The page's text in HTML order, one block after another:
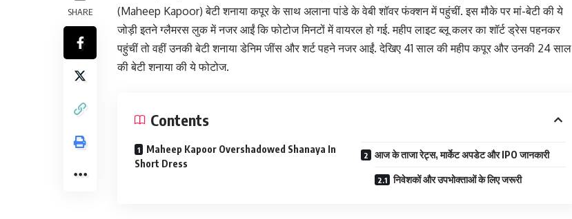
SHARE
(Maheep Kapoor) बेटी शनाया कपूर के साथ अलाना पांडे के वेबी शॉवर फंक्शन में पहुंचीं. इस मौके पर मां-बेटी की ये
जोड़ी इतने ग्लैमरस लुक में नजर आईं कि फोटोज मिनटों में वायरल हो गई. महीप लाइट ब्लू कलर का शॉर्ट ड्रेस पहनकर
पहुंचीं तो वहीं उनकी बेटी शनाया डेनिम जींस और शर्ट पहने नजर आईं. देखिए 41 साल की महीप कपूर और उनकी 24 साल
की बेटी शनाया की ये फोटोज.
Contents
Maheep Kapoor Overshadowed Shanaya In
Short Dress
आज के ताजा रेट्स, मार्केट अपडेट और IPO जानकारी
निवेशकों और उपभोक्ताओं के लिए जरूरी